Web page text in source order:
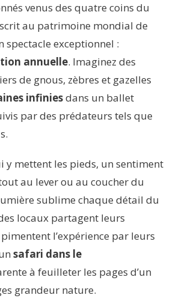
venus des quatre coins du
au patrimoine mondial de
spectacle exceptionnel :
annuelle. Imaginez des
de gnous, zèbres et gazelles
infiniesdans un ballet
par des prédateurs tels que
y mettent les pieds, un sentiment
au lever ou au coucher du
sublime chaque détail du
locaux partagent leurs
l’expérience par leurs
safari dans le
à feuilleter les pages d’un
grandeur nature.